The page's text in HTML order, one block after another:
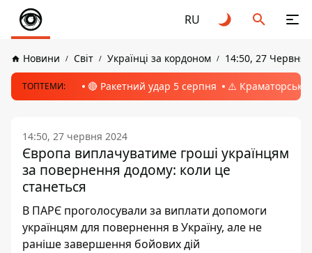
RU
Новини Світ Українці за кордоном 14:50, 27 Червня
ТОПТЕМИ: 🔴 Ракетний удар 5 серпня ⚠️ Краматорськ,
14:50, 27 червня 2024
Європа виплачуватиме гроші українцям
за повернення додому: коли це
станеться
В ПАРЄ проголосували за виплати допомоги
українцям для повернення в Україну, але не
раніше завершення бойових дій